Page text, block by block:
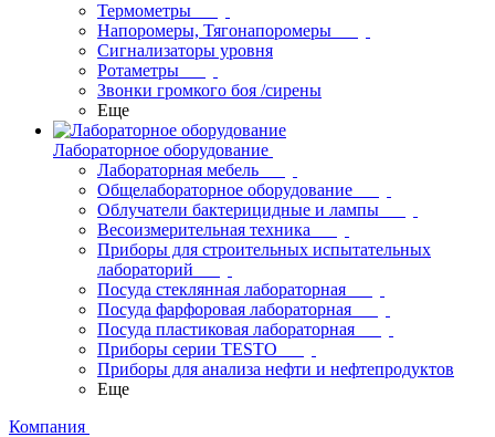
Термометры
Напоромеры, Тягонапоромеры
Сигнализаторы уровня
Ротаметры
Звонки громкого боя /сирены
Еще
Лабораторное оборудование
Лабораторная мебель
Общелабораторное оборудование
Облучатели бактерицидные и лампы
Весоизмерительная техника
Приборы для строительных испытательных
лабораторий
Посуда стеклянная лабораторная
Посуда фарфоровая лабораторная
Посуда пластиковая лабораторная
Приборы серии TESTO
Приборы для анализа нефти и нефтепродуктов
Еще
Компания